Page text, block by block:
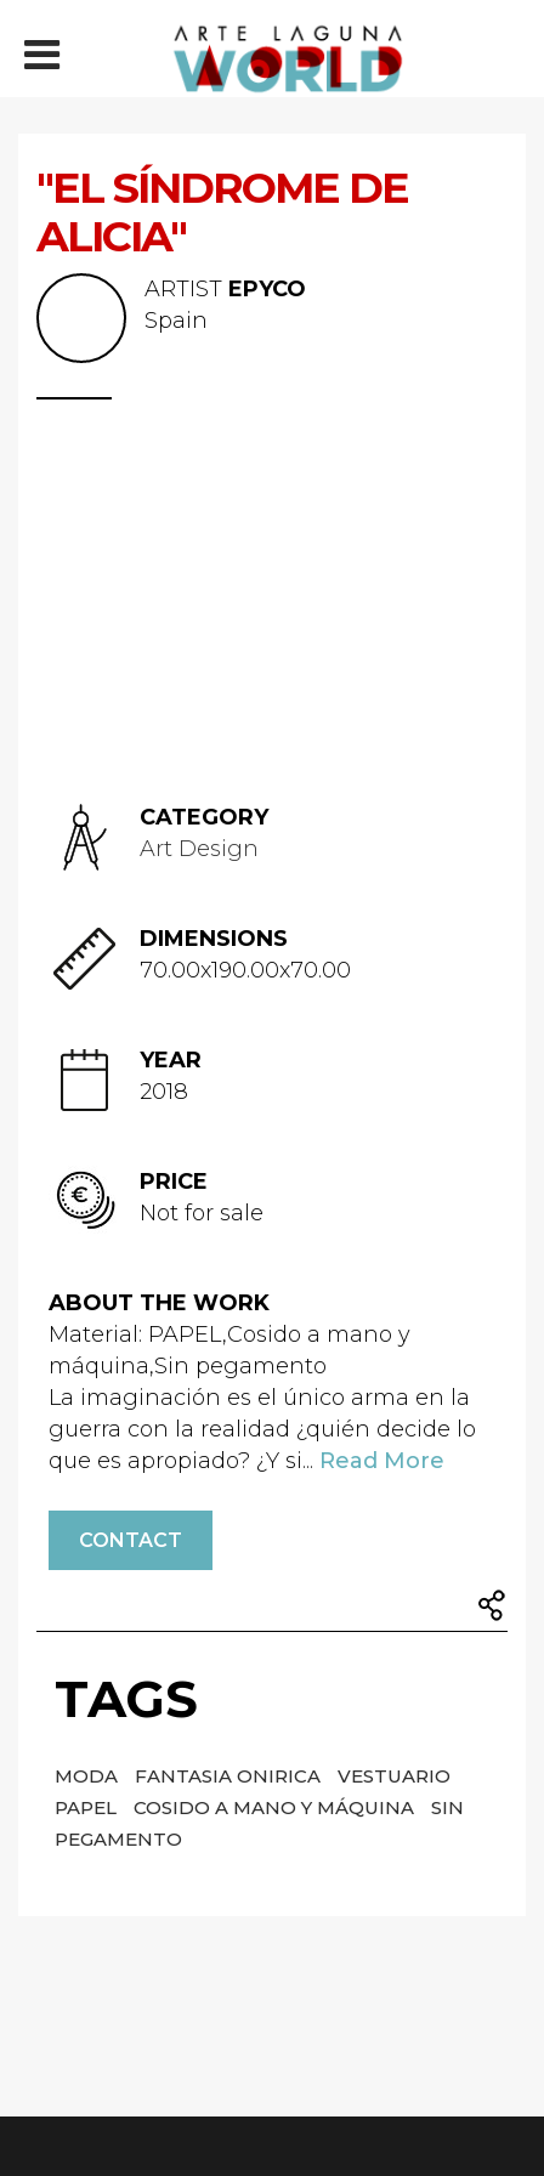
"EL SÍNDROME DE
ALICIA"
ARTIST EPYCO
Spain
CATEGORY
Art Design
DIMENSIONS
70.00x190.00x70.00
YEAR
2018
PRICE
Not for sale
ABOUT THE WORK
Material: PAPEL,Cosido a mano y
máquina,Sin pegamento
La imaginación es el único arma en la
guerra con la realidad ¿quién decide lo
que es apropiado? ¿Y si... Read More
CONTACT
TAGS
MODA FANTASIA ONIRICA
VESTUARIO
PAPEL
COSIDO A MANO Y MÁQUINA
SIN
PEGAMENTO